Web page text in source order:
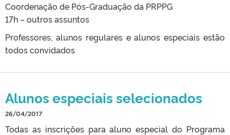
Coordenação de Pós-Graduação da PRPPG
17h – outros assuntos
Professores, alunos regulares e alunos especiais estão
todos convidados
Alunos especiais selecionados
26/04/2017
Todas as inscrições para aluno especial do Programa